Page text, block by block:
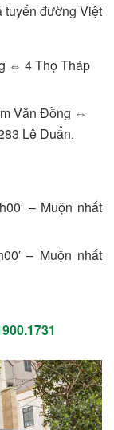
tuyến đường Việt
⇔ 4 Thọ Tháp
Văn Đồng ⇔
Lê Duẩn.
– Muộn nhất
– Muộn nhất